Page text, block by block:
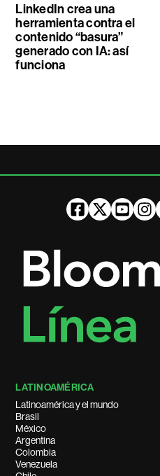
LinkedIn crea una
herramienta contra el
contenido “basura”
generado con IA: así
funciona
LATINOAMÉRICA
Latinoamérica y el mundo
Brasil
México
Argentina
Colombia
Venezuela